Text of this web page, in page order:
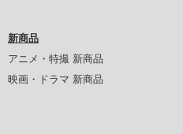
新商品
アニメ・特撮 新商品
映画・ドラマ 新商品